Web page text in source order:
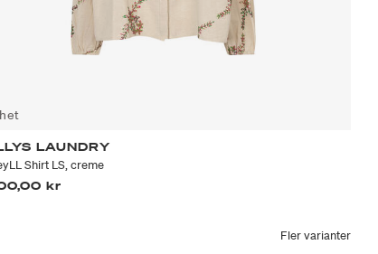
LAUNDRY
Shirt LS, creme
kr
Fler varianter